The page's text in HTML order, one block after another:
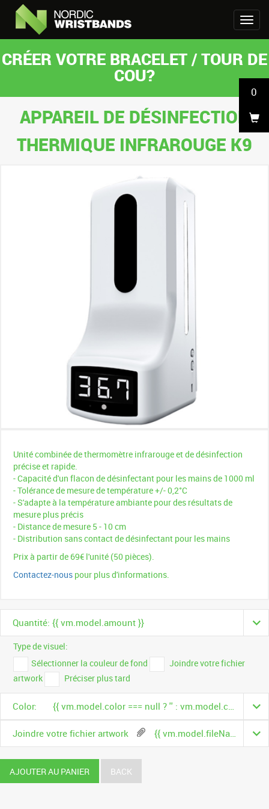
0
CRÉER VOTRE BRACELET / TOUR DE
COU?
APPAREIL DE DÉSINFECTION
THERMIQUE INFRAROUGE K9
Unité combinée de thermomètre infrarouge et de désinfection
précise et rapide.
- Capacité d'un flacon de désinfectant pour les mains de 1000 ml
- Tolérance de mesure de température +/- 0,2°C
- S'adapte à la température ambiante pour des résultats de
mesure plus précis
- Distance de mesure 5 - 10 cm
- Distribution sans contact de désinfectant pour les mains
Prix à partir de 69€ l'unité (50 pièces).
Contactez-nous pour plus d'informations.
Quantité: {{ vm.model.amount }}
Type de visuel:
Sélectionner la couleur de fond
Joindre votre fichier
artwork
Préciser plus tard
Color: {{ vm.model.color === null ? '' : vm.model.color.name }}
Joindre votre fichier artwork {{ vm.model.fileName }}
AJOUTER AU PANIER BACK